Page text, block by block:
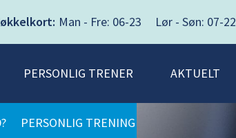
Man - Fre: 06-23 Lør - Søn: 07-22
PERSONLIG TRENER
PERSONLIG TRENING
AKTUELT